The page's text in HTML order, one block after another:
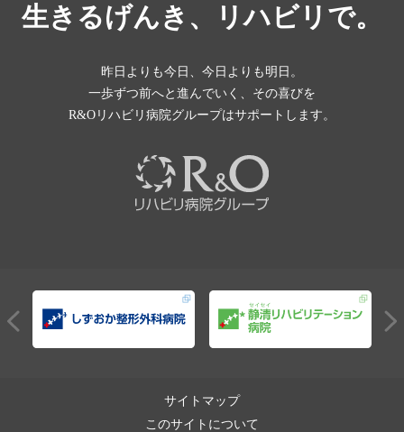
生きるげんき、リハビリで。
昨日よりも今日、今日よりも明日。
一歩ずつ前へと進んでいく、その喜びを
R&Oリハビリ病院グループはサポートします。
サイトマップ
このサイトについて